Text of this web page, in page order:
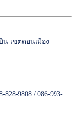
น เขตดอนเมือง
828-9808 / 086-993-